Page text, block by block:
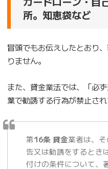
所。知恵袋など
冒頭でもお伝えしたとおり
りません。
また、貸金業法では、「必
葉で勧誘する行為が禁止され
第16条 貸金業者は、
告又は勧誘をするとき
付けの条件について、